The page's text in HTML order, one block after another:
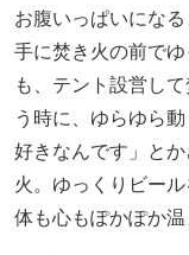
お腹いっぱいにな
手に焚き火の前で
も、テント設営し
う時に、ゆらゆら
好きなんです」と
火。ゆっくりビー
体も心もぽかぽか温